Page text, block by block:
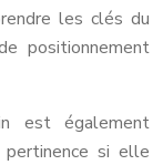
les clés du
positionnement
est également
si elle